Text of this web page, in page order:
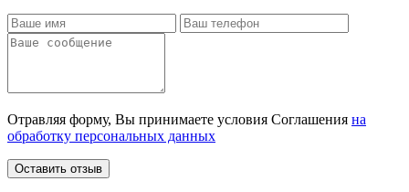
Отравляя форму, Вы принимаете условия Соглашения на
обработку персональных данных
Оставить отзыв